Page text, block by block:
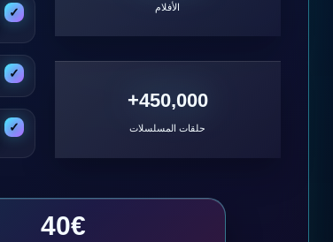
الأفلام
450,000+
حلقات المسلسلات
40€